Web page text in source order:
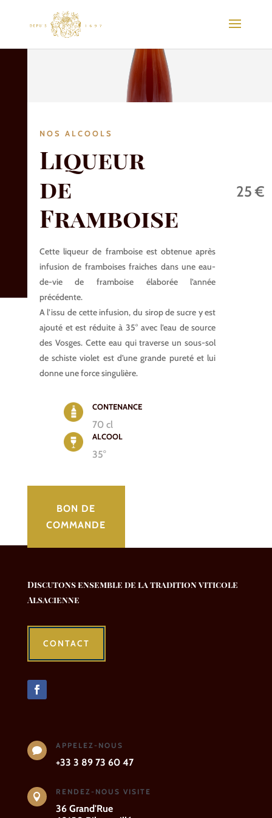
NOS ALCOOLS
Liqueur
de
Framboise
25 €
Cette liqueur de framboise est obtenue après
infusion de framboises fraiches dans une eau-
de-vie de framboise élaborée l’année
précédente.
A l’issu de cette infusion, du sirop de sucre y est
ajouté et est réduite à 35° avec l’eau de source
des Vosges. Cette eau qui traverse un sous-sol
de schiste violet est d’une grande pureté et lui
donne une force singulière.
CONTENANCE
70 cl
ALCOOL
35°
BON DE
COMMANDE
Discutons ensemble de la tradition viticole
Alsacienne
CONTACT

APPELEZ-NOUS
+33 3 89 73 60 47

RENDEZ-NOUS VISITE
36 Grand'Rue